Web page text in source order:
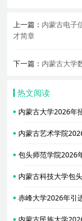
上一篇： 内蒙古电子
才简章
下一篇： 内蒙古大学
热文阅读
内蒙古艺术学院
包头师范学院2026
内蒙古科技大学包
赤峰大学2026年引